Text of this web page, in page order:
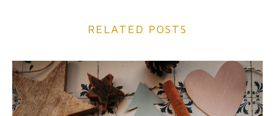
RELATED POSTS